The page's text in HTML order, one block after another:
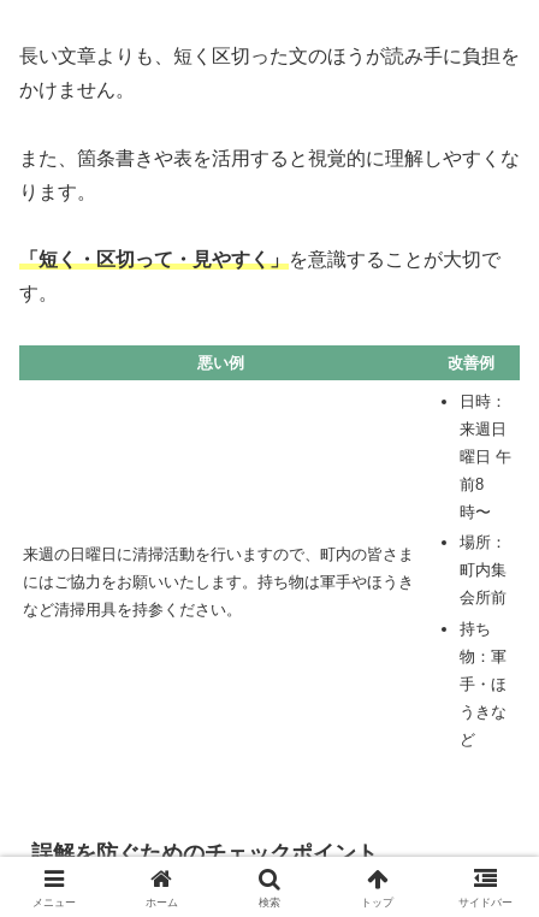
長い文章よりも、短く区切った文のほうが読み手に負担を
かけません。
また、箇条書きや表を活用すると視覚的に理解しやすくな
ります。
「短く・区切って・見やすく」を意識することが大切で
す。
悪い例 改善例
来週の日曜日に清掃活動を行いますので、町内の皆さま
にはご協力をお願いいたします。持ち物は軍手やほうき
など清掃用具を持参ください。
日時：
来週日
曜日 午
前8
時〜
場所：
町内集
会所前
持ち
物：軍
手・ほ
うきな
ど
誤解を防ぐためのチェックポイント
メニュー ホーム 検索 トップ サイドバー